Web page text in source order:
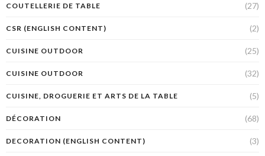
COUTELLERIE DE TABLE (27)
CSR (ENGLISH CONTENT) (2)
CUISINE OUTDOOR (25)
CUISINE OUTDOOR (32)
CUISINE, DROGUERIE ET ARTS DE LA TABLE (5)
DÉCORATION (68)
DECORATION (ENGLISH CONTENT) (3)